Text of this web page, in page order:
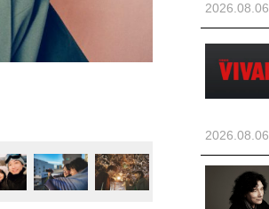
2026.08.06
2026.08.06